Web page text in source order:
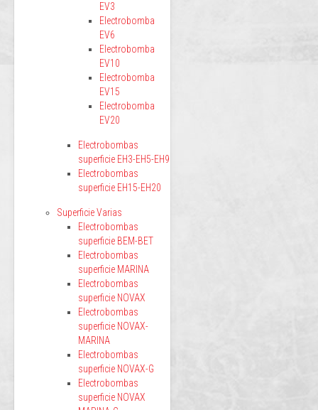
EV3
Electrobomba
EV6
Electrobomba
EV10
Electrobomba
EV15
Electrobomba
EV20
Electrobombas
superficie EH3-EH5-EH9
Electrobombas
superficie EH15-EH20
Superficie Varias
Electrobombas
superficie BEM-BET
Electrobombas
superficie MARINA
Electrobombas
superficie NOVAX
Electrobombas
superficie NOVAX-
MARINA
Electrobombas
superficie NOVAX-G
Electrobombas
superficie NOVAX